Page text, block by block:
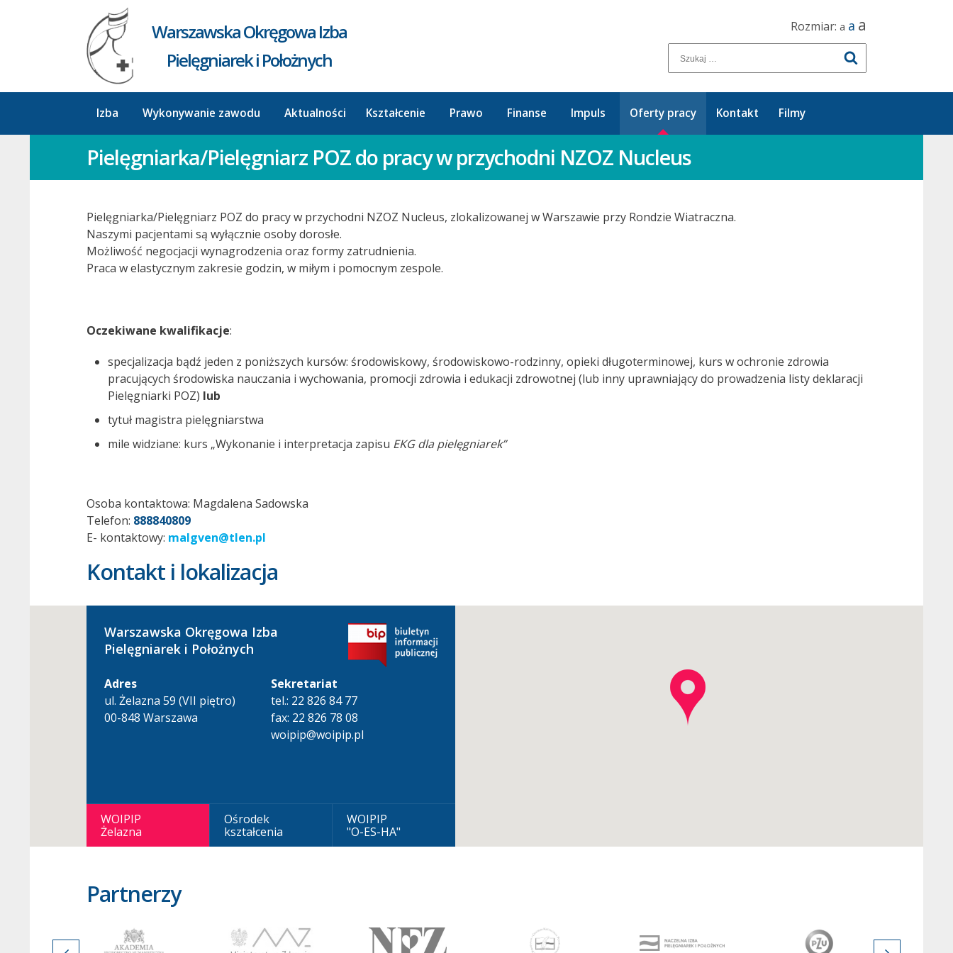
Warszawska Okręgowa Izba
Pielęgniarek i Położnych
Rozmiar: a a a
Izba Wykonywanie zawodu Aktualności Kształcenie Prawo Finanse Impuls Oferty pracy Kontakt Filmy
Pielęgniarka/Pielęgniarz POZ do pracy w przychodni NZOZ Nucleus
Pielęgniarka/Pielęgniarz POZ do pracy w przychodni NZOZ Nucleus, zlokalizowanej w Warszawie przy Rondzie Wiatraczna.
Naszymi pacjentami są wyłącznie osoby dorosłe.
Możliwość negocjacji wynagrodzenia oraz formy zatrudnienia.
Praca w elastycznym zakresie godzin, w miłym i pomocnym zespole.
Oczekiwane kwalifikacje:
specjalizacja bądź jeden z poniższych kursów: środowiskowy, środowiskowo-rodzinny, opieki długoterminowej, kurs w ochronie zdrowia
pracujących środowiska nauczania i wychowania, promocji zdrowia i edukacji zdrowotnej (lub inny uprawniający do prowadzenia listy deklaracji
Pielęgniarki POZ) lub
tytuł magistra pielęgniarstwa
mile widziane: kurs „Wykonanie i interpretacja zapisu EKG dla pielęgniarek”
Osoba kontaktowa: Magdalena Sadowska
Telefon: 888840809
E- kontaktowy: malgven@tlen.pl
Kontakt i lokalizacja
Warszawska Okręgowa Izba
Pielęgniarek i Położnych
Adres
ul. Żelazna 59 (VII piętro)
00-848 Warszawa
Sekretariat
tel.: 22 826 84 77
fax: 22 826 78 08
woipip@woipip.pl
WOIPIP
Żelazna
Ośrodek
kształcenia
WOIPIP
"O-ES-HA"
Partnerzy